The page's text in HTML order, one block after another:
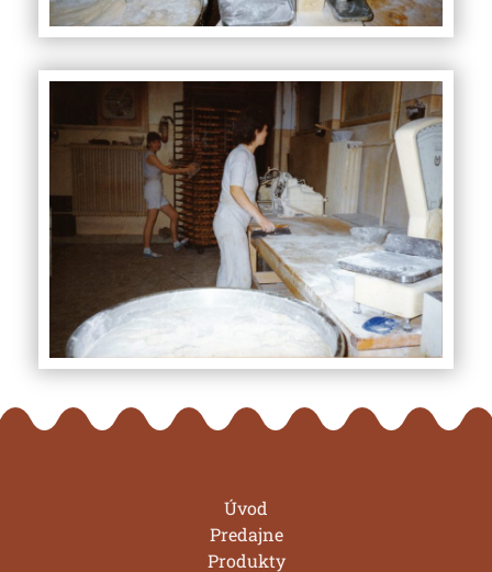
Úvod
Predajne
Produkty